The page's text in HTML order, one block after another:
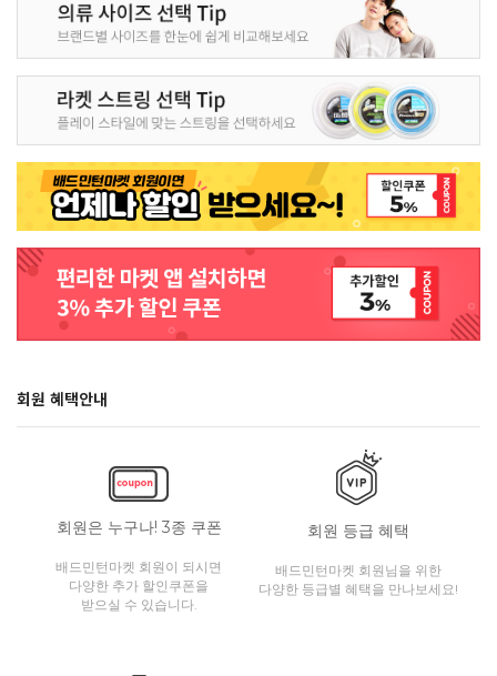
회원 혜택안내
회원은 누구나! 3종 쿠폰
배드민턴마켓 회원이 되시면
다양한 추가 할인쿠폰을
받으실 수 있습니다.
회원 등급 혜택
배드민턴마켓 회원님을 위한
다양한 등급별 혜택을 만나보세요!